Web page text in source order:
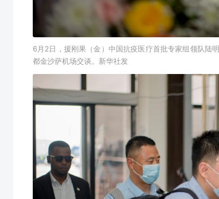
6月2日，援刚果（金）中国抗疫医疗首批专家组领队陆
都金沙萨机场交谈。新华社发